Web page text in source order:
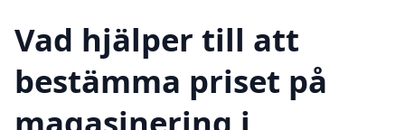
Vad hjälper till att
bestämma priset på